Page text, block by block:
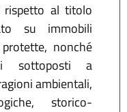
al titolo
su immobili
nonché
sottoposti a
ambientali,
storico-